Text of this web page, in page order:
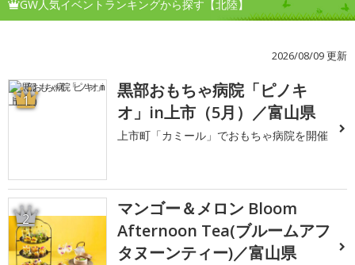
GW人気イベントランキングから探す【北陸】
2026/08/09 更新
1
黒部おもちゃ病院「ピノキ
オ」in上市（5月）／富山県
上市町「カミール」でおもちゃ病院を開催
2
マンゴー＆メロン Bloom
Afternoon Tea(ブルームアフ
タヌーンティー)／富山県